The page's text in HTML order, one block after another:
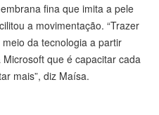
fina que imita a pele
a movimentação. “Trazer
da tecnologia a partir
que é capacitar cada
mais”, diz Maísa.